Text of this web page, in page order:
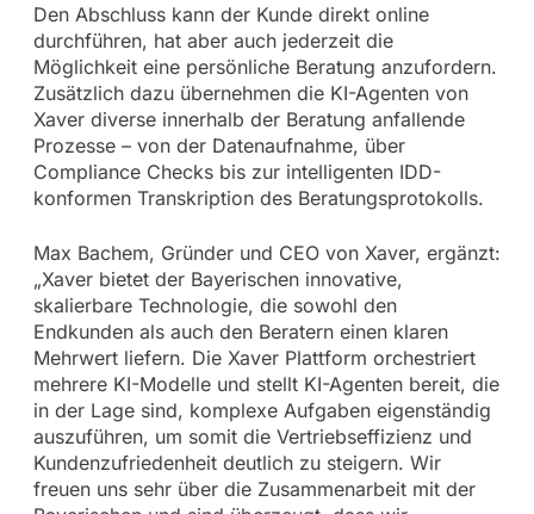
Den Abschluss kann der Kunde direkt online
durchführen, hat aber auch jederzeit die
Möglichkeit eine persönliche Beratung anzufordern.
Zusätzlich dazu übernehmen die KI-Agenten von
Xaver diverse innerhalb der Beratung anfallende
Prozesse – von der Datenaufnahme, über
Compliance Checks bis zur intelligenten IDD-
konformen Transkription des Beratungsprotokolls.
Max Bachem, Gründer und CEO von Xaver, ergänzt:
„Xaver bietet der Bayerischen innovative,
skalierbare Technologie, die sowohl den
Endkunden als auch den Beratern einen klaren
Mehrwert liefern. Die Xaver Plattform orchestriert
mehrere KI-Modelle und stellt KI-Agenten bereit, die
in der Lage sind, komplexe Aufgaben eigenständig
auszuführen, um somit die Vertriebseffizienz und
Kundenzufriedenheit deutlich zu steigern. Wir
freuen uns sehr über die Zusammenarbeit mit der